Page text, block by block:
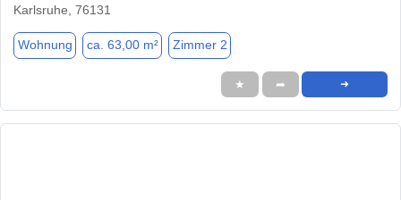
Karlsruhe, 76131
Wohnung ca. 63,00 m² Zimmer 2
★ ➦ ➜